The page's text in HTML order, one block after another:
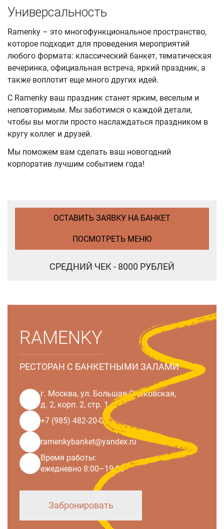
Универсальность
Ramenky – это многофункциональное пространство,
которое подходит для проведения мероприятий
любого формата: классический банкет, тематическая
вечеринка, официальная встреча, яркий праздник, а
также воплотит еще много других идей.
С Ramenky ваш праздник станет ярким, веселым и
неповторимым. Мы заботимся о каждой детали,
чтобы вы могли просто наслаждаться праздником в
кругу коллег и друзей.
Мы поможем вам сделать ваш новогодний
корпоратив лучшим событием года!
ОСТАВИТЬ ЗАЯВКУ НА БАНКЕТ
ПОСМОТРЕТЬ МЕНЮ
СРЕДНИЙ ЧЕК - 8000 РУБЛЕЙ
RAMENKY
РЕСТОРАН С БАНКЕТНЫМИ ЗАЛАМИ
г. Москва, ул. Большая Очаковская,
д. 2, корп. 2, стр. 1
+7 (985) 482-20-09
ramenkybanket@yandex.ru
Время работы:
ежедневно 8:00–19:00
Забронировать